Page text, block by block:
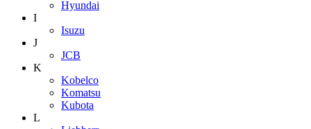
Hyundai
I
Isuzu
J
JCB
K
Kobelco
Komatsu
Kubota
L